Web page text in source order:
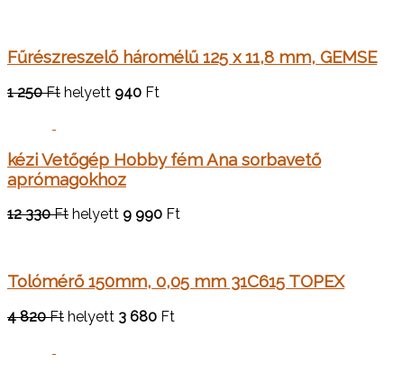
Fűrészreszelő háromélű 125 x 11,8 mm, GEMSE
1 250 Ft helyett 940 Ft
kézi Vetőgép Hobby fém Ana sorbavető
aprómagokhoz
12 330 Ft helyett 9 990 Ft
Tolómérő 150mm, 0,05 mm 31C615 TOPEX
4 820 Ft helyett 3 680 Ft